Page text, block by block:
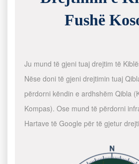
Fushë
Ju mund të gjeni tuaj drejtim të
Nëse doni të gjeni drejtimin tuaj
përdorni këndin e ardhshëm Qibla
Kompas). Ose mund të përdorni
Hartave të Google për të gjetur